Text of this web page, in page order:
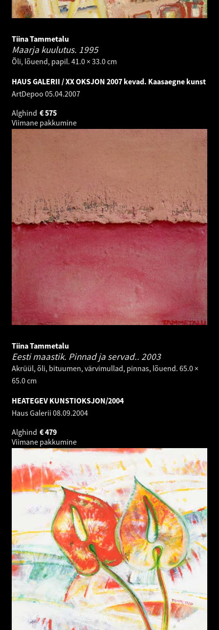
Tiina Tammetalu
Maarja kuulutus. 1995
Õli, lõuend, papil. 41.0 × 33.0 cm
HAUS GALERII / XX OKSJON 2007 kevad. Kaasaegne kunst
ArtDepoo 05.04.2007
Alghind
575
€
Viimane pakkumine
Tiina Tammetalu
Eesti maastik. Pinnad ja servad.. 2003
Akrüül, õli, bituumen, värvimullad, pinnas, lõuend. 65.0 ×
65.0 cm
HEATEGEV KUNSTIOKSJON/2004
Haus Galerii 08.09.2004
Alghind
479
€
Viimane pakkumine